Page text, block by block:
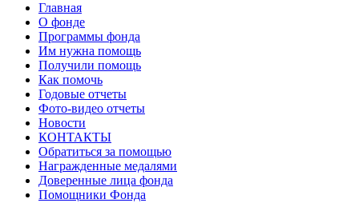
Главная
О фонде
Программы фонда
Им нужна помощь
Получили помощь
Как помочь
Годовые отчеты
Фото-видео отчеты
Новости
КОНТАКТЫ
Обратиться за помощью
Награжденные медалями
Доверенные лица фонда
Помощники Фонда